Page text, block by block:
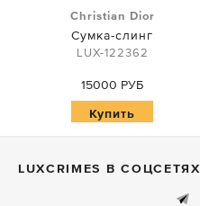
Christian Dior
Сумка-слинг
LUX-122362
15000 РУБ
Купить
LUXСRIMES В СОЦСЕТЯХ